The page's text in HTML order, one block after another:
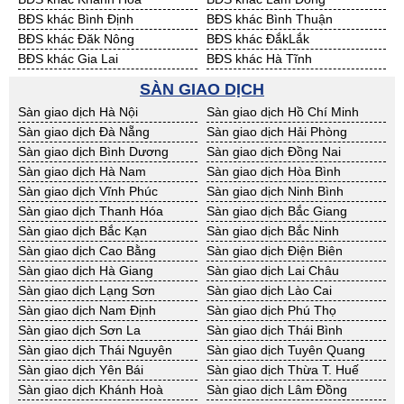
BĐS khác Bình Định
BĐS khác Bình Thuận
BĐS khác Đăk Nông
BĐS khác ĐắkLắk
BĐS khác Gia Lai
BĐS khác Hà Tĩnh
BĐS khác Ninh Thuận
BĐS khác Phú Yên
BĐS khác Quảng Bình
BĐS khác Quảng Nam
BĐS khác Quảng Ngãi
BĐS khác Bà Rịa - VT
BĐS khác Cần Thơ
BĐS khác An Giang
BĐS khác Bạc Liêu
BĐS khác Bến Tre
BĐS khác Bình Phước
BĐS khác Cà Mau
BĐS khác Đồng Tháp
BĐS khác Hậu Giang
BĐS khác Kiên Giang
BĐS khác Long An
BĐS khác Sóc Trăng
BĐS khác Tây Ninh
BĐS khác Tiền Giang
BĐS khác Trà Vinh
BĐS khác Vĩnh Long
BĐS khác Hải Dương
BĐS khác Hưng Yên
BĐS khác Quảng Ninh
SÀN GIAO DỊCH
Sàn giao dịch Hà Nội
Sàn giao dịch Hồ Chí Minh
Sàn giao dịch Đà Nẵng
Sàn giao dịch Hải Phòng
Sàn giao dịch Bình Dương
Sàn giao dịch Đồng Nai
Sàn giao dịch Hà Nam
Sàn giao dịch Hòa Bình
Sàn giao dịch Vĩnh Phúc
Sàn giao dịch Ninh Bình
Sàn giao dịch Thanh Hóa
Sàn giao dịch Bắc Giang
Sàn giao dịch Bắc Kạn
Sàn giao dịch Bắc Ninh
Sàn giao dịch Cao Bằng
Sàn giao dịch Điện Biên
Sàn giao dịch Hà Giang
Sàn giao dịch Lai Châu
Sàn giao dịch Lạng Sơn
Sàn giao dịch Lào Cai
Sàn giao dịch Nam Định
Sàn giao dịch Phú Thọ
Sàn giao dịch Sơn La
Sàn giao dịch Thái Bình
Sàn giao dịch Thái Nguyên
Sàn giao dịch Tuyên Quang
Sàn giao dịch Yên Bái
Sàn giao dịch Thừa T. Huế
Sàn giao dịch Khánh Hoà
Sàn giao dịch Lâm Đồng